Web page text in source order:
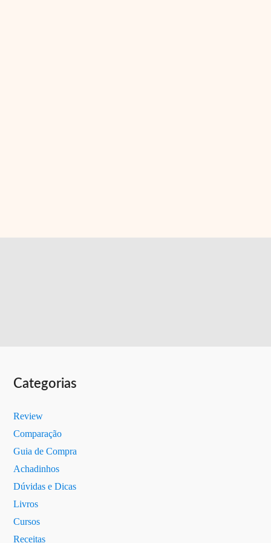
Categorias
Review
Comparação
Guia de Compra
Achadinhos
Dúvidas e Dicas
Livros
Cursos
Receitas